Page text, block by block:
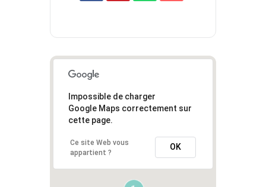
Impossible de charger
Google Maps correctement sur
cette page.
Ce site Web vous
appartient ?
OK